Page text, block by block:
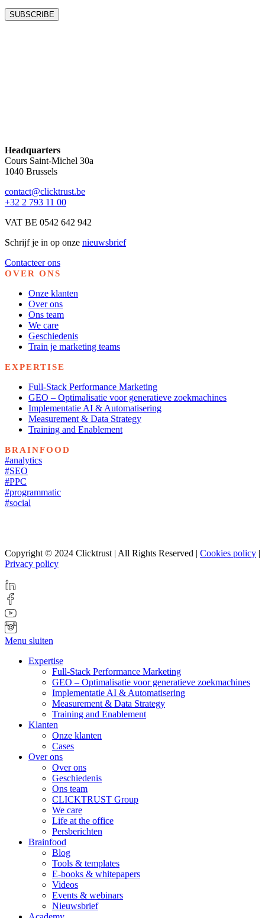
Headquarters
Cours Saint-Michel 30a
1040 Brussels
contact@clicktrust.be
+32 2 793 11 00
VAT BE 0542 642 942
Schrijf je in op onze nieuwsbrief
Contacteer ons
OVER ONS
Onze klanten
Over ons
Ons team
We care
Geschiedenis
Train je marketing teams
EXPERTISE
Full-Stack Performance Marketing
GEO – Optimalisatie voor generatieve zoekmachines
Implementatie AI & Automatisering
Measurement & Data Strategy
Training and Enablement
BRAINFOOD
#analytics
#SEO
#PPC
#programmatic
#social
Copyright © 2024 Clicktrust | All Rights Reserved | Cookies policy |
Privacy policy
Menu sluiten
Expertise
Full-Stack Performance Marketing
GEO – Optimalisatie voor generatieve zoekmachines
Implementatie AI & Automatisering
Measurement & Data Strategy
Training and Enablement
Klanten
Onze klanten
Cases
Over ons
Over ons
Geschiedenis
Ons team
CLICKTRUST Group
We care
Life at the office
Persberichten
Brainfood
Blog
Tools & templates
E-books & whitepapers
Videos
Events & webinars
Nieuwsbrief